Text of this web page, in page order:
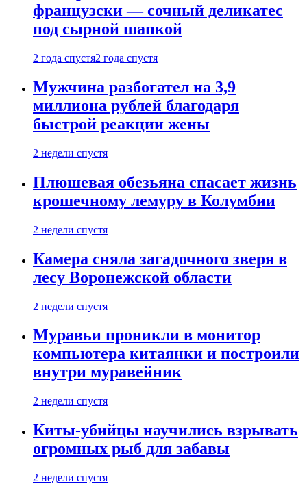
французски — сочный деликатес
под сырной шапкой
2 года спустя2 года спустя
Мужчина разбогател на 3,9
миллиона рублей благодаря
быстрой реакции жены
2 недели спустя
Плюшевая обезьяна спасает жизнь
крошечному лемуру в Колумбии
2 недели спустя
Камера сняла загадочного зверя в
лесу Воронежской области
2 недели спустя
Муравьи проникли в монитор
компьютера китаянки и построили
внутри муравейник
2 недели спустя
Киты-убийцы научились взрывать
огромных рыб для забавы
2 недели спустя